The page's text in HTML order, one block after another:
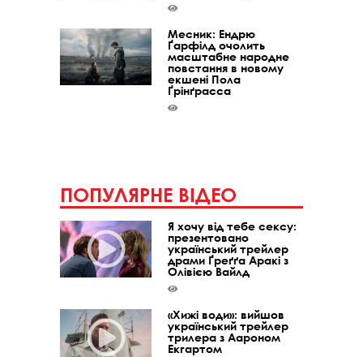
Месник: Ендрю
Ґарфілд очолить
масштабне народне
повстання в новому
екшені Пола
Ґрінґрасса
ПОПУЛЯРНЕ ВІДЕО
Я хочу від тебе сексу:
презентовано
український трейлер
драми Ґреґґа Аракі з
Олівією Вайлд
«Хижі води»: вийшов
український трейлер
трилера з Аароном
Екгартом